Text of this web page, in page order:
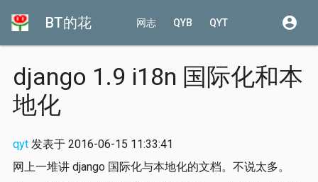
BT的花 网志 QYB QYT account_circle
django 1.9 i18n 国际化和本
地化
qyt 发表于 2016-06-15 11:33:41
网上一堆讲 django 国际化与本地化的文档。不说太多。